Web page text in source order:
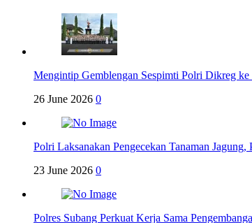
Mengintip Gemblengan Sespimti Polri Dikreg
26 June 2026 0
Polri Laksanakan Pengecekan Tanaman
23 June 2026 0
Polres Subang Perkuat Kerja Sama